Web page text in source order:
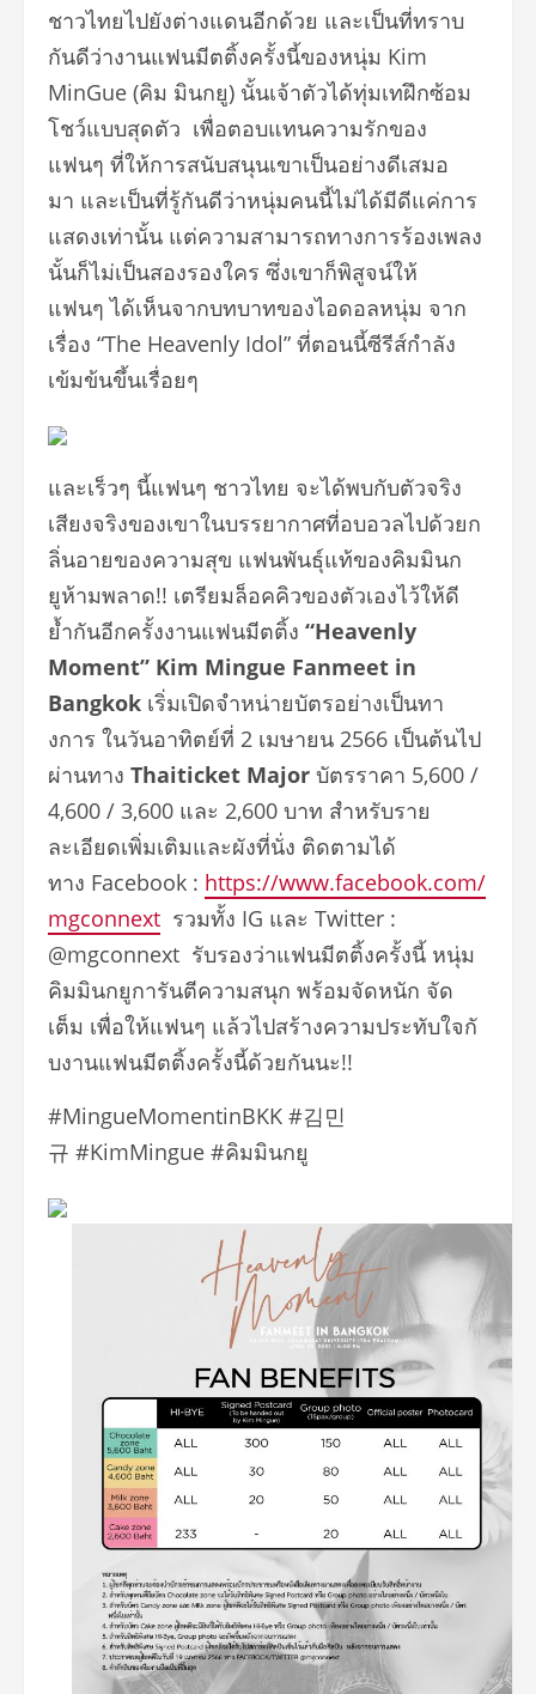
ชาวไทยไปยังต่างแดนอีกด้วย และเป็นที่ทราบ
กันดีว่างานแฟนมีตติ้งครั้งนี้ของหนุ่ม Kim
MinGue (คิม มินกยู) นั้นเจ้าตัวได้ทุ่มเทฝึกซ้อม
โชว์แบบสุดตัว เพื่อตอบแทนความรักของ
แฟนๆ ที่ให้การสนับสนุนเขาเป็นอย่างดีเสมอ
มา และเป็นที่รู้กันดีว่าหนุ่มคนนี้ไม่ได้มีดีแค่การ
แสดงเท่านั้น แต่ความสามารถทางการร้องเพลง
นั้นก็ไม่เป็นสองรองใคร ซึ่งเขาก็พิสูจน์ให้
แฟนๆ ได้เห็นจากบทบาทของไอดอลหนุ่ม จาก
เรื่อง “The Heavenly Idol” ที่ตอนนี้ซีรีส์กำลัง
เข้มข้นขึ้นเรื่อยๆ
และเร็วๆ นี้แฟนๆ ชาวไทย จะได้พบกับตัวจริง
เสียงจริงของเขาในบรรยากาศที่อบอวลไปด้วยก
ลิ่นอายของความสุข แฟนพันธุ์แท้ของคิมมินก
ยูห้ามพลาด!! เตรียมล็อคคิวของตัวเองไว้ให้ดี
ย้ำกันอีกครั้งงานแฟนมีตติ้ง “Heavenly
Moment” Kim Mingue Fanmeet in
Bangkok เริ่มเปิดจำหน่ายบัตรอย่างเป็นทา
งการ ในวันอาทิตย์ที่ 2 เมษายน 2566 เป็นต้นไป
ผ่านทาง Thaiticket Major บัตรราคา 5,600 /
4,600 / 3,600 และ 2,600 บาท สำหรับราย
ละเอียดเพิ่มเติมและผังที่นั่ง ติดตามได้
ทาง Facebook : https://www.facebook.com/
mgconnext รวมทั้ง IG และ Twitter :
@mgconnext รับรองว่าแฟนมีตติ้งครั้งนี้ หนุ่ม
คิมมินกยูการันตีความสนุก พร้อมจัดหนัก จัด
เต็ม เพื่อให้แฟนๆ แล้วไปสร้างความประทับใจกั
บงานแฟนมีตติ้งครั้งนี้ด้วยกันนะ!!
#MingueMomentinBKK #김민
규 #KimMingue #คิมมินกยู